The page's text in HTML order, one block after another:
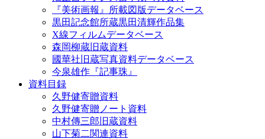
『美術画報』所載図版データベース
黒田記念館所蔵黒田清輝作品集
X線フィルムデータベース
森岡柳蔵旧蔵資料
國華社旧蔵写真資料データベース
今泉雄作『記事珠』
資料目録
久野健寄贈資料
久野健寄贈ノート資料
中村傳三郎旧蔵資料
山下菊二関連資料